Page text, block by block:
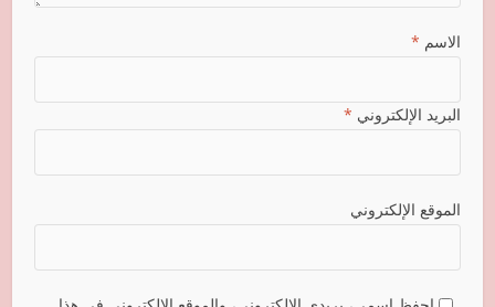
الاسم *
البريد الإلكتروني *
الموقع الإلكتروني